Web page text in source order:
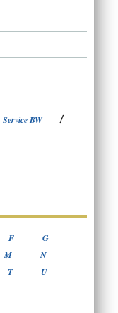
Service BW
/
F
G
M
N
T
U